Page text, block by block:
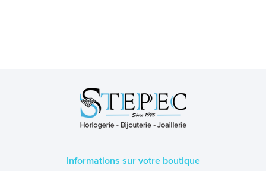
Informations sur votre boutique